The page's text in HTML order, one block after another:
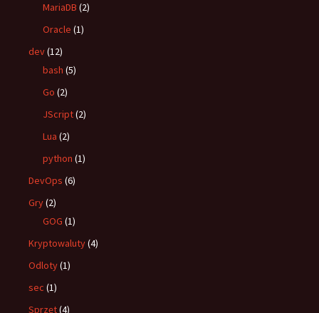
MariaDB (2)
Oracle (1)
dev(12)
bash (5)
Go (2)
JScript(2)
Lua (2)
python (1)
DevOps (6)
Gry(2)
GOG (1)
Kryptowaluty(4)
Odloty(1)
sec (1)
Sprzęt(4)